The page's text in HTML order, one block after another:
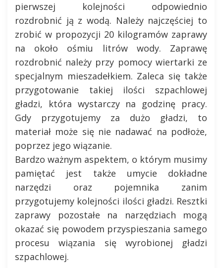
pierwszej kolejności odpowiednio
rozdrobnić ją z wodą. Należy najczęściej to
zrobić w propozycji 20 kilogramów zaprawy
na około ośmiu litrów wody. Zaprawę
rozdrobnić należy przy pomocy wiertarki ze
specjalnym mieszadełkiem. Zaleca się także
przygotowanie takiej ilości szpachlowej
gładzi, która wystarczy na godzinę pracy.
Gdy przygotujemy za dużo gładzi, to
materiał może się nie nadawać na podłoże,
poprzez jego wiązanie.
Bardzo ważnym aspektem, o którym musimy
pamiętać jest także umycie dokładne
narzędzi oraz pojemnika zanim
przygotujemy kolejności ilości gładzi. Resztki
zaprawy pozostałe na narzędziach mogą
okazać się powodem przyspieszania samego
procesu wiązania się wyrobionej gładzi
szpachlowej.